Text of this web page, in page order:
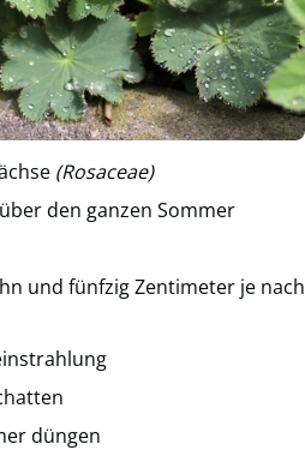
(Rosaceae)
den ganzen Sommer
und fünfzig Zentimeter je nach
düngen